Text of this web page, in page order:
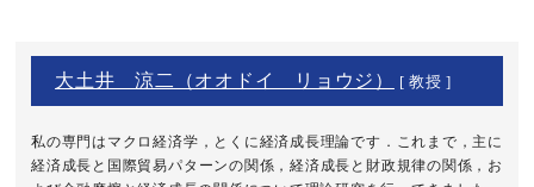
大土井 涼二（オオドイ リョウジ） [ 教授 ]
私の専門はマクロ経済学，とくに経済成長理論です．これまで，主に
経済成長と国際貿易パターンの関係，経済成長と財政規律の関係，お